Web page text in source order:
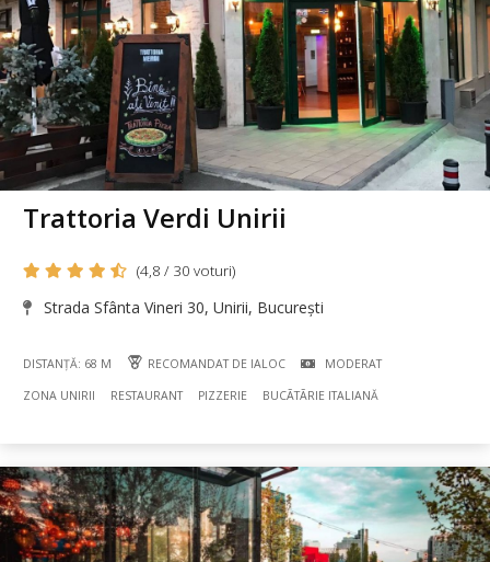
Trattoria Verdi Unirii
(4,8 / 30 voturi)
Strada Sfânta Vineri 30, Unirii, București
DISTANȚĂ: 68 M RECOMANDAT DE IALOC MODERAT
ZONA UNIRII RESTAURANT PIZZERIE BUCÃTÃRIE ITALIANĂ